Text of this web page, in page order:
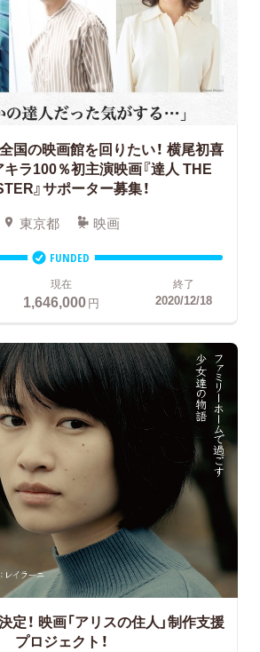
国の映画館を回りたい！ 横尾初喜
キラ100％初主演映画『達人 THE
』サポーター募集！
東京都 映画
FUNDED
現在
1,646,000円
終了
2020/12/18
定！ 映画「アリスの住人」制作支援
プロジェクト！